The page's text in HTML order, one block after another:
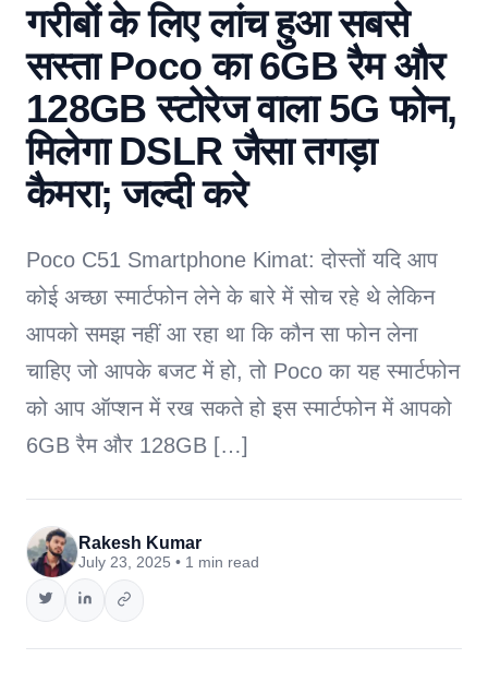
गरीबों के लिए लांच हुआ सबसे
सस्ता Poco का 6GB रैम और
128GB स्टोरेज वाला 5G फोन,
मिलेगा DSLR जैसा तगड़ा
कैमरा; जल्दी करे
Poco C51 Smartphone Kimat: दोस्तों यदि आप
कोई अच्छा स्मार्टफोन लेने के बारे में सोच रहे थे लेकिन
आपको समझ नहीं आ रहा था कि कौन सा फोन लेना
चाहिए जो आपके बजट में हो, तो Poco का यह स्मार्टफोन
को आप ऑप्शन में रख सकते हो इस स्मार्टफोन में आपको
6GB रैम और 128GB […]
Rakesh Kumar
July 23, 2025 • 1 min read